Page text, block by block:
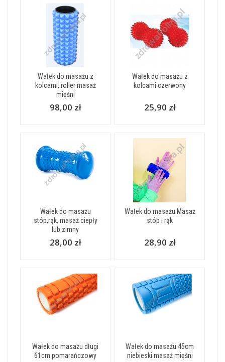
Wałek do masażu z
kolcami, roller masaż
mięśni
98,00 zł
Wałek do masażu z
kolcami czerwony
25,90 zł
Wałek do masażu
stóp,rąk, masaż ciepły
lub zimny
28,00 zł
Wałek do masażu Masaż
stóp i rąk
28,90 zł
Wałek do masażu długi
61cm pomarańczowy
Wałek do masażu 45cm
niebieski masaż mięśni